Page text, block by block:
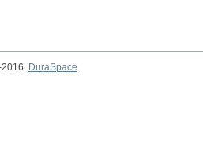
DuraSpace